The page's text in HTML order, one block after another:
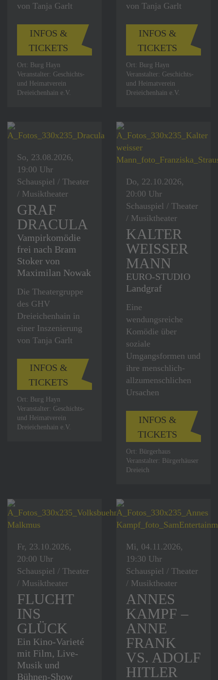
von Tanja Garlt
INFOS &
TICKETS
Ort: Burg Hayn
Veranstalter: Geschichts-
und Heimatverein
Dreieichenhain e.V.
von Tanja Garlt
INFOS &
TICKETS
Ort: Burg Hayn
Veranstalter: Geschichts-
und Heimatverein
Dreieichenhain e.V.
So, 23.08.2026,
19:00 Uhr
Schauspiel / Theater
/ Musiktheater
GRAF
DRACULA
Vampirkomödie
frei nach Bram
Stoker von
Maximilan Nowak
Die Theatergruppe
des GHV
Dreieichenhain in
einer Inszenierung
von Tanja Garlt
INFOS &
TICKETS
Ort: Burg Hayn
Veranstalter: Geschichts-
und Heimatverein
Dreieichenhain e.V.
Do, 22.10.2026,
20:00 Uhr
Schauspiel / Theater
/ Musiktheater
KALTER
WEISSER M
ANN
EURO-STUDIO
Landgraf
Eine
wendungsreiche
Komödie über
soziale
Umgangsformen und
ihre menschlich-
allzumenschlichen
Ursachen
INFOS &
TICKETS
Ort: Bürgerhaus
Veranstalter: Bürgerhäuser
Dreieich
Fr, 23.10.2026,
20:00 Uhr
Schauspiel / Theater
/ Musiktheater
FLUCHT
INS
GLÜCK
Ein Kino-Varieté
mit Film, Live-
Musik und
Bühnen-Show
Mi, 04.11.2026,
19:30 Uhr
Schauspiel / Theater
/ Musiktheater
ANNES
KAMPF –
ANNE
FRANK
VS. ADOLF
HITLER